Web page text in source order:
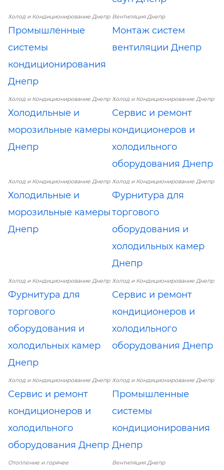
Холод и Кондиционирование Днепр
Промышленные
системы
кондиционирования
Днепр
Вентиляция Днепр
Монтаж систем
вентиляции Днепр
Холод и Кондиционирование Днепр
Холодильные и
морозильные камеры
Днепр
Холод и Кондиционирование Днепр
Сервис и ремонт
кондиционеров и
холодильного
оборудования Днепр
Холод и Кондиционирование Днепр
Холодильные и
морозильные камеры
Днепр
Холод и Кондиционирование Днепр
Фурнитура для
торгового
оборудования и
холодильных камер
Днепр
Холод и Кондиционирование Днепр
Фурнитура для
торгового
оборудования и
холодильных камер
Днепр
Холод и Кондиционирование Днепр
Сервис и ремонт
кондиционеров и
холодильного
оборудования Днепр
Холод и Кондиционирование Днепр
Сервис и ремонт
кондиционеров и
холодильного
оборудования Днепр
Холод и Кондиционирование Днепр
Промышленные
системы
кондиционирования
Днепр
Отопление и горячее
Вентиляция Днепр